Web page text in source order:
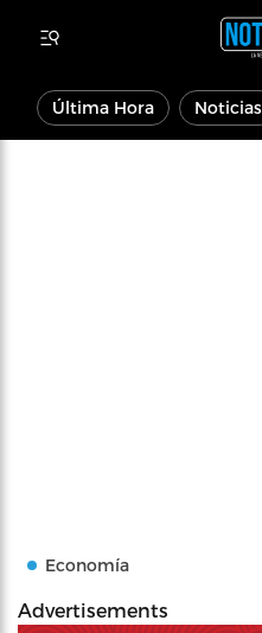
Última Hora Noticias
Economía
Advertisements